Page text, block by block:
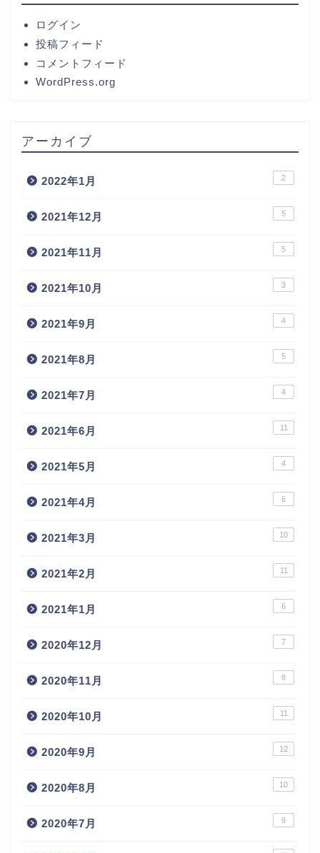
ログイン
投稿フィード
コメントフィード
WordPress.org
アーカイブ
2022年1月 2
2021年12月 5
2021年11月 5
2021年10月 3
2021年9月 4
2021年8月 5
2021年7月 4
2021年6月 11
2021年5月 4
2021年4月 6
2021年3月 10
2021年2月 11
2021年1月 6
2020年12月 7
2020年11月 8
2020年10月 11
2020年9月 12
2020年8月 10
2020年7月 9